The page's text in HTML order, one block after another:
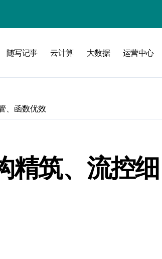
技
升
术
随写记事 云计算 大数据 运营中心
、函数优效
精筑、流控细